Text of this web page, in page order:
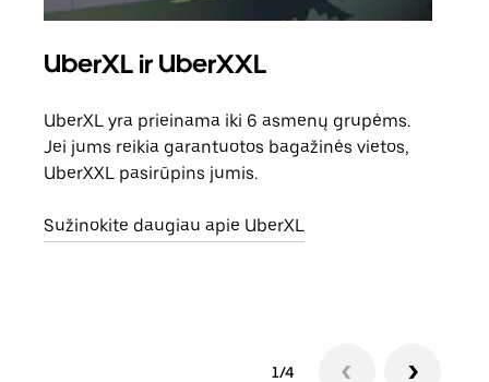
UberXL ir UberXXL
UberXL yra prieinama iki 6 asmenų grupėms.
Jei jums reikia garantuotos bagažinės vietos,
UberXXL pasirūpins jumis.
Sužinokite daugiau apie UberXL
1/4